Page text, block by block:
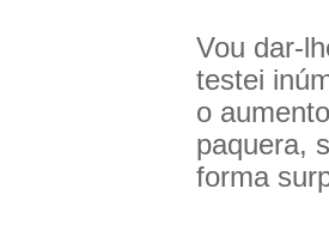
Vou dar-
testei
o
paquera,
forma